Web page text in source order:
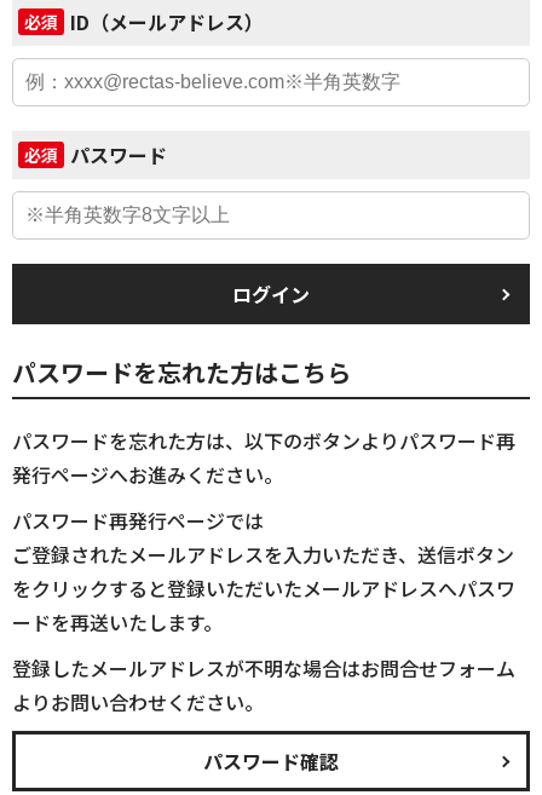
必須 ID（メールアドレス）
必須 パスワード
ログイン
パスワードを忘れた方はこちら
パスワードを忘れた方は、以下のボタンよりパスワード再
発行ページへお進みください。
パスワード再発行ページでは
ご登録されたメールアドレスを入力いただき、送信ボタン
をクリックすると登録いただいたメールアドレスへパスワ
ードを再送いたします。
登録したメールアドレスが不明な場合はお問合せフォーム
よりお問い合わせください。
パスワード確認